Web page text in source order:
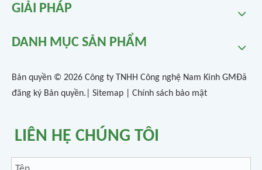
GIẢI PHÁP
DANH MỤC SẢN PHẨM
Bản quyền © 2026 Công ty TNHH Công nghệ Nam Kinh GMĐã
đăng ký Bản quyền.| Sitemap Chính sách bảo mật
LIÊN HỆ CHÚNG TÔI